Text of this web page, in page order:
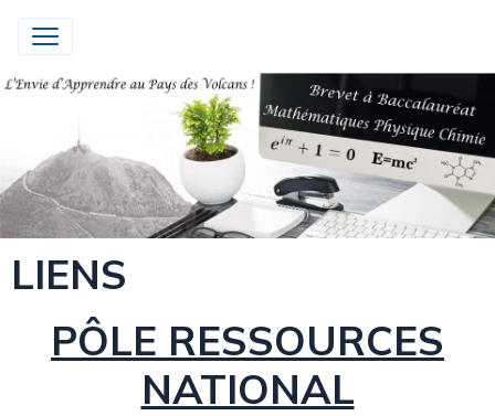
LIENS
PÔLE RESSOURCES
NATIONAL